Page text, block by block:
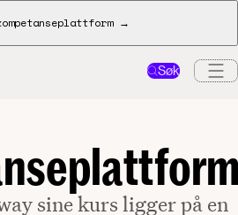
→
Søk
sine kurs ligger på en